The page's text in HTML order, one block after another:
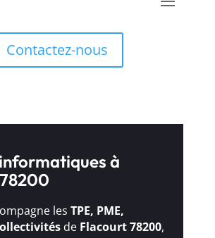
Contactez-nous
à
les TPE, PME,
de Flacourt 78200,